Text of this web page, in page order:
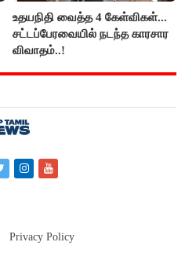
உதயநிதி வைத்த 4 கேள்விகள்...
சட்டப்பேரவையில் நடந்த காரசார
விவாதம்..!
Privacy Policy